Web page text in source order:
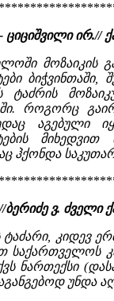
ციციშვილი ირ.//
მოზაიკის
ბიჭვინთაში,
ტაძრის
როგორც
აგებული
ჰქონდა
//ბერიძე ვ.
ტაძარი, კიდევ
საქართველოს
ნართექსი
უნდა